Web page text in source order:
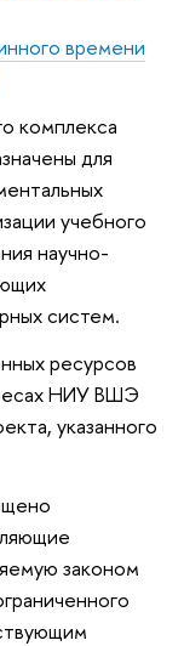
времени
комплекса
для
учебного
научно-
систем.
ресурсов
НИУ ВШЭ
указанного
законом